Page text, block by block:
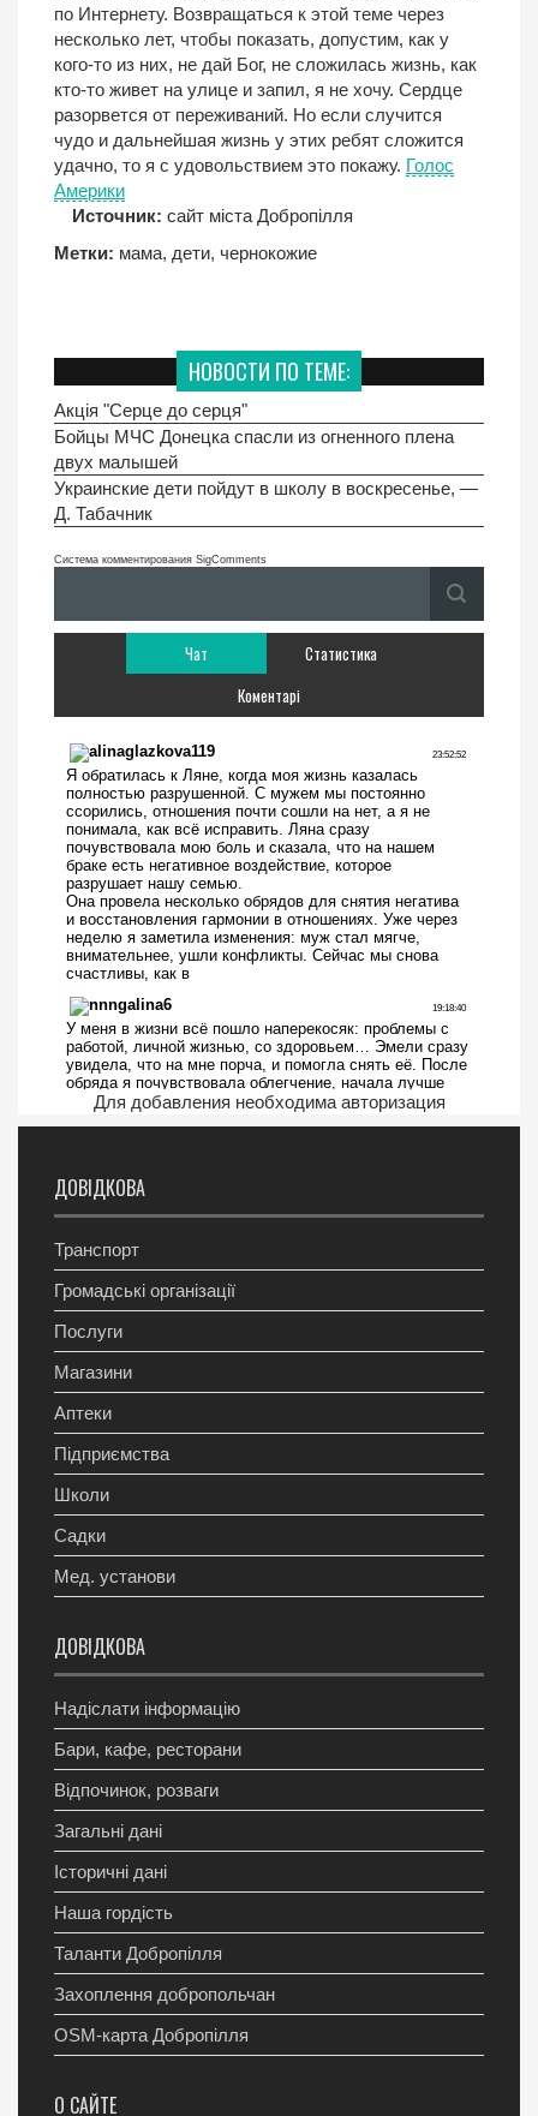
по Интернету. Возвращаться к этой теме через
несколько лет, чтобы показать, допустим, как у
кого-то из них, не дай Бог, не сложилась жизнь, как
кто-то живет на улице и запил, я не хочу. Сердце
разорвется от переживаний. Но если случится
чудо и дальнейшая жизнь у этих ребят сложится
удачно, то я с удовольствием это покажу. Голос
Америки
Источник: сайт міста Добропілля
Метки: мама, дети, чернокожие
НОВОСТИ ПО ТЕМЕ:
Акція "Серце до серця"
Бойцы МЧС Донецка спасли из огненного плена
двух малышей
Украинские дети пойдут в школу в воскресенье, —
Д. Табачник
Система комментирования SigComments
Чат
Статистика
Коментарі
Для добавления необходима авторизация
ДОВІДКОВА
Транспорт
Громадські організації
Послуги
Магазини
Аптеки
Підприємства
Школи
Садки
Мед. установи
ДОВІДКОВА
Надіслати інформацію
Бари, кафе, ресторани
Відпочинок, розваги
Загальні дані
Історичні дані
Наша гордість
Таланти Добропілля
Захоплення добропольчан
OSM-карта Добропілля
О САЙТЕ